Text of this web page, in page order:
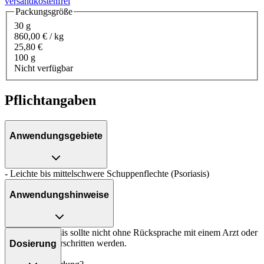
Packungsgröße
30 g
860,00 € / kg
25,80 €
100 g
Nicht verfügbar
Pflichtangaben
Anwendungsgebiete
- Leichte bis mittelschwere Schuppenflechte (Psoriasis)
Anwendungshinweise
Die Gesamtdosis sollte nicht ohne Rücksprache mit einem Arzt oder
Apotheker überschritten werden.
Dosierung